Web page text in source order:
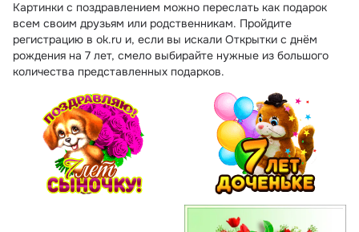
Картинки с поздравлением можно переслать как подарок
всем своим друзьям или родственникам. Пройдите
регистрацию в ok.ru и, если вы искали Открытки с днём
рождения на 7 лет, смело выбирайте нужные из большого
количества представленных подарков.